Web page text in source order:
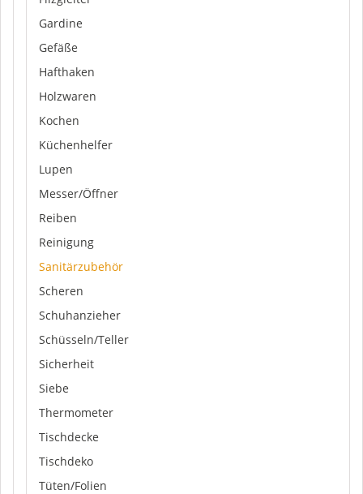
Gardine
Gefäße
Hafthaken
Holzwaren
Kochen
Küchenhelfer
Lupen
Messer/Öffner
Reiben
Reinigung
Sanitärzubehör
Scheren
Schuhanzieher
Schüsseln/Teller
Sicherheit
Siebe
Thermometer
Tischdecke
Tischdeko
Tüten/Folien